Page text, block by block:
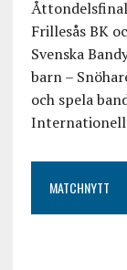
Frillesås BK
Svenska
barn –
och spela
MATCHNYTT